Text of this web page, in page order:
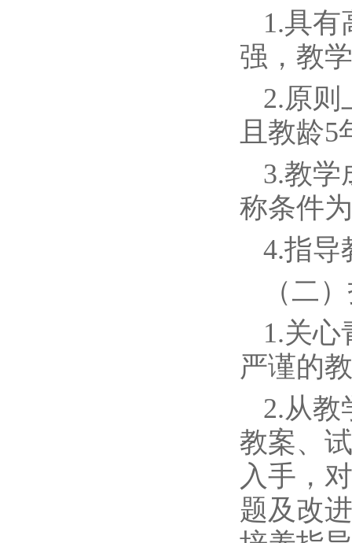
1.具
强，教
2.原则
且教龄5
3.教学
称条件
4.指导
（二
1.关
严谨的
2.从教
教案、
入手，
题及改